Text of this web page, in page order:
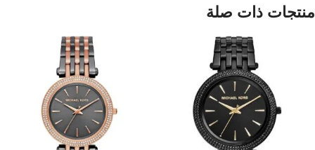
منتجات ذات صلة